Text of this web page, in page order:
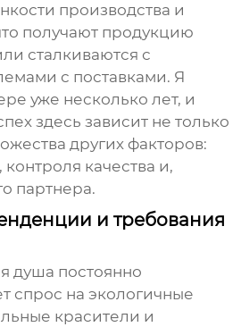
производства и
получают продукцию
сталкиваются с
с поставками. Я
уже несколько лет, и
здесь зависит не только
других факторов:
качества и,
партнера.
и требования
душа постоянно
спрос на экологичные
красители и